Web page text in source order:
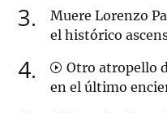
3
Muere Lorenzo
el histórico
4
Otro atropello
en el último